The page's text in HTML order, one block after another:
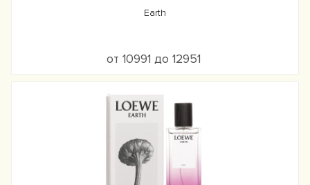
Earth
от 10991 до 12951